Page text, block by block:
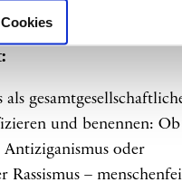
Rassismus.“
und benennen: Ob
oder
Rassismus –